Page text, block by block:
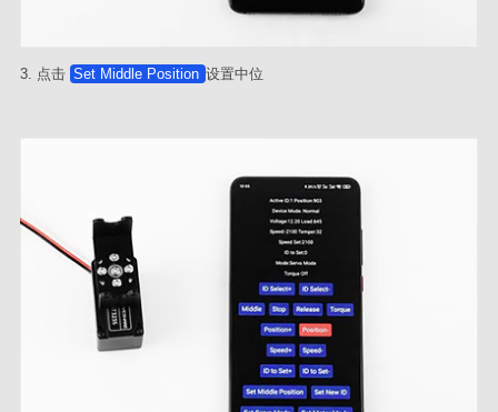
3. 点击 Set Middle Position 设置中位